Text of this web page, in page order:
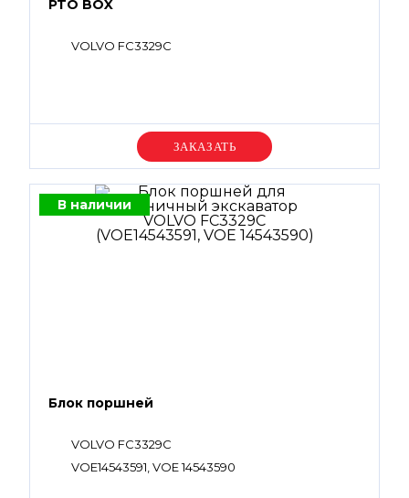
PTO BOX
VOLVO FC3329C
Уточняйте цену
В наличии
Блок поршней
VOLVO FC3329C
VOE14543591, VOE 14543590